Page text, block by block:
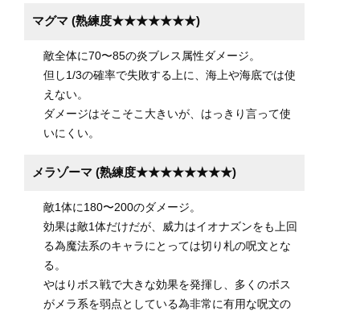
マグマ (熟練度★★★★★★★)
敵全体に70〜85の炎ブレス属性ダメージ。
但し1/3の確率で失敗する上に、海上や海底では使
えない。
ダメージはそこそこ大きいが、はっきり言って使
いにくい。
メラゾーマ (熟練度★★★★★★★★)
敵1体に180〜200のダメージ。
効果は敵1体だけだが、威力はイオナズンをも上回
る為魔法系のキャラにとっては切り札の呪文とな
る。
やはりボス戦で大きな効果を発揮し、多くのボス
がメラ系を弱点としている為非常に有用な呪文の